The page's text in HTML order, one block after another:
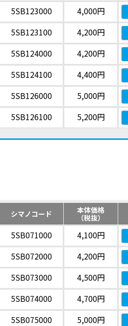
5SB123000 4,000円
5SB123100 4,200円
5SB124000 4,200円
5SB124100 4,400円
5SB126000 5,000円
5SB126100 5,200円
シマノコード
本体価格
（税抜）
5SB071000 4,100円
5SB072000 4,200円
5SB073000 4,500円
5SB074000 4,700円
5SB075000 5,000円